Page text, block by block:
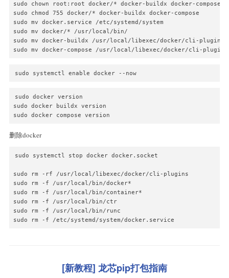
sudo chown root:root docker/* docker-buildx docker-compose
sudo chmod 755 docker/* docker-buildx docker-compose
sudo mv docker.service /etc/systemd/system
sudo mv docker/* /usr/local/bin/
sudo mv docker-buildx /usr/local/libexec/docker/cli-plugins/
sudo mv docker-compose /usr/local/libexec/docker/cli-
sudo systemctl enable docker --now
sudo docker version
sudo docker buildx version
sudo docker compose version
删除docker
sudo systemctl stop docker docker.socket
sudo rm -rf /usr/local/libexec/docker/cli-plugins
sudo rm -f /usr/local/bin/docker*
sudo rm -f /usr/local/bin/container*
sudo rm -f /usr/local/bin/ctr
sudo rm -f /usr/local/bin/runc
sudo rm -f /etc/systemd/system/docker.service
[新教程] 龙芯pip打包指南